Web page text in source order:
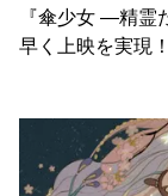
『傘少女 ―精霊
早く上映を実現！